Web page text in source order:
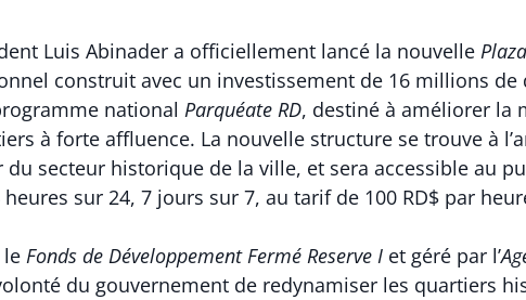
Luis Abinader a officiellement lancé la nouvelle
construit avec un investissement de 16 millions de
national Parquéate RD, destiné à améliorer la
à forte affluence. La nouvelle structure se trouve à
du secteur historique de la ville, et sera accessible au
sur 24, 7 jours sur 7, au tarif de 100 RD$ par
le Fonds de Développement Fermé Reserve I et géré par l’
du gouvernement de redynamiser les quartiers